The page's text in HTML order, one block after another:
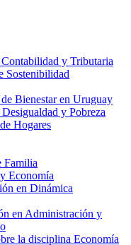
y Tributaria
Sostenibilidad
Bienestar en Uruguay
y Pobreza
Hogares
Familia
Economía
en Dinámica
en Administración y
la disciplina Economía